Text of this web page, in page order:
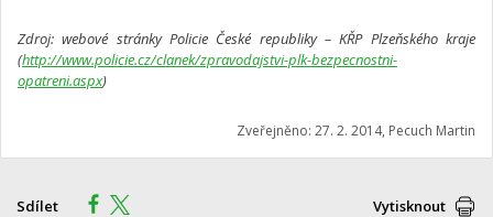
Zdroj: webové stránky Policie České republiky – KŘP Plzeňského kraje
(http://www.policie.cz/clanek/zpravodajstvi-plk-bezpecnostni-
opatreni.aspx)
Zveřejněno: 27. 2. 2014, Pecuch Martin
Sdílet Vytisknout